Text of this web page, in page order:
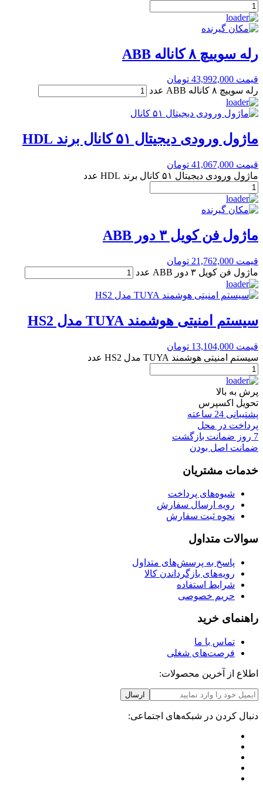
رله سوییچ ۸ کاناله ABB
قیمت 43,992,000 تومان
رله سوییچ ۸ کاناله ABB عدد
ماژول ورودی دیجیتال ۵۱ کانال برند HDL
قیمت 41,067,000 تومان
ماژول ورودی دیجیتال ۵۱ کانال برند HDL عدد
ماژول فن کویل ۳ دور ABB
قیمت 21,762,000 تومان
ماژول فن کویل ۳ دور ABB عدد
سیستم امنیتی هوشمند TUYA مدل HS2
قیمت 13,104,000 تومان
سیستم امنیتی هوشمند TUYA مدل HS2 عدد
پرش به بالا
تحویل اکسپرس
پشتیبانی 24 ساعته
پرداخت در محل
7 روز ضمانت بازگشت
ضمانت اصل بودن
خدمات مشتریان
شیوه‌های پرداخت
رویه ارسال سفارش
نحوه ثبت سفارش
سوالات متداول
پاسخ به پرسش‌های متداول
رویه‌های بازگرداندن کالا
شرایط استفاده
حریم خصوصی
راهنمای خرید
تماس با ما
فرصت‌های شغلی
اطلاع از آخرین محصولات:
ارسال
دنبال کردن در شبکه‌های اجتماعی: